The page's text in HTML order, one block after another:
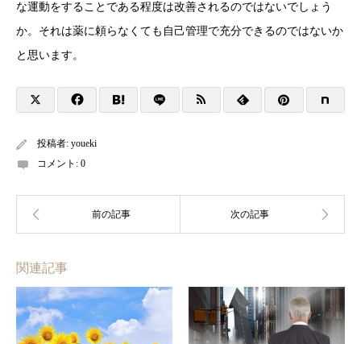
な運動をすることである程度は改善されるのではないでしょう
か。それは薬に頼らなくても自己管理で充分できるのではないか
と思います。
投稿者: youeki
コメント: 0
関連記事